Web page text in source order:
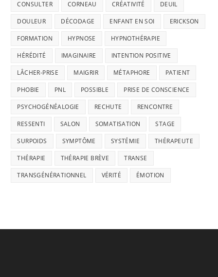
CONSULTER CORNEAU CRÉATIVITÉ DEUIL
DOULEUR DÉCODAGE ENFANT EN SOI ERICKSON
FORMATION HYPNOSE HYPNOTHÉRAPIE
HÉRÉDITÉ IMAGINAIRE INTENTION POSITIVE
LÂCHER-PRISE MAIGRIR MÉTAPHORE PATIENT
PHOBIE PNL POSSIBLE PRISE DE CONSCIENCE
PSYCHOGÉNÉALOGIE RECHUTE RENCONTRE
RESSENTI SALON SOMATISATION STAGE
SURPOIDS SYMPTÔME SYSTÉMIE THÉRAPEUTE
THÉRAPIE THÉRAPIE BRÈVE TRANSE
TRANSGÉNÉRATIONNEL VÉRITÉ ÉMOTION